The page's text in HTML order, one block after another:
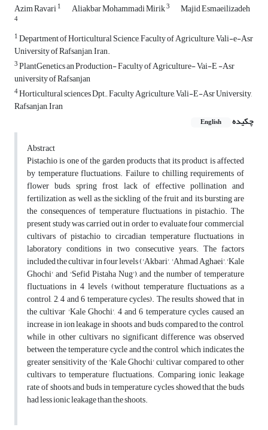
Azim Ravari1 Aliakbar Mohammadi Mirik3 Majid Esmaeilizadeh
4
1Department of Horticultural Science, Faculty of Agriculture, Vali-e-Asr
University of Rafsanjan, Iran.
3PlantGenetics an Production- Faculty of Agriculture- Vai-E -Asr
university of Rafsanjan
4Horticultural sciences Dpt., Faculty Agriculture, Vali-E-Asr University,
Rafsanjan, Iran
چکیده
English
Abstract
Pistachio is one of the garden products that its product is affected
by temperature fluctuations. Failure to chilling requirements of
flower buds, spring frost, lack of effective pollination and
fertilization, as well as the sickling of the fruit and its bursting are
the consequences of temperature fluctuations in pistachio. The
present study was carried out in order to evaluate four commercial
cultivars of pistachio to circadian temperature fluctuations in
laboratory conditions in two consecutive years. The factors
included the cultivar in four levels ('Akbari', 'Ahmad Aghaei', 'Kale
Ghochi' and 'Sefid Pistaha Nug'), and the number of temperature
fluctuations in 4 levels (without temperature fluctuations as a
control, 2, 4 and 6 temperature cycles). The results showed that in
the cultivar 'Kale Ghochi', 4 and 6 temperature cycles caused an
increase in ion leakage in shoots and buds compared to the control,
while in other cultivars no significant difference was observed
between the temperature cycle and the control, which indicates the
greater sensitivity of the 'Kale Ghochi' cultivar compared to other
cultivars to temperature fluctuations. Comparing ionic leakage
rate of shoots and buds in temperature cycles showed that the buds
had less ionic leakage than the shoots.